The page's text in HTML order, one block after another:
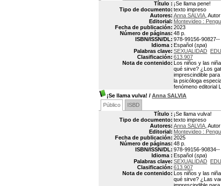
Título : ¡Se llama pene!
Tipo de documento: texto impreso
Autores: Anna SALVIA ,
Editorial: Montevideo :
Fecha de publicación: 2023
Número de páginas: 48 p.
ISBN/ISSN/DL: 978-99156-90827--
Idioma : Español (spa)
Palabras clave: SEXUALIDAD
Clasificación: 613.907
Nota de contenido: Los niños y las
qué sirve? ¿Los
imprescindible
la psicóloga
fenómeno editorial
¡Se llama vulva! / Anna SALVIA
Público
ISBD
Título : ¡Se llama vulva!
Tipo de documento: texto impreso
Autores: Anna SALVIA ,
Editorial: Montevideo :
Fecha de publicación: 2025
Número de páginas: 48 p.
ISBN/ISSN/DL: 978-99156-90834--
Idioma : Español (spa)
Palabras clave: SEXUALIDAD
Clasificación: 613.907
Nota de contenido: Los niños y las
qué sirve? ¿Las